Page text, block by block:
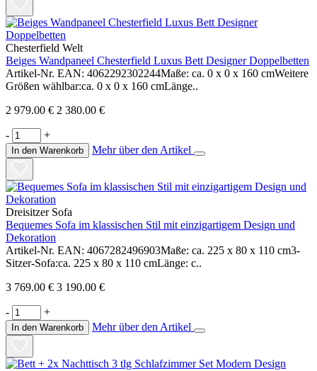
Chesterfield Welt
Beiges Wandpaneel Chesterfield Luxus Bett Designer Doppelbetten
Artikel-Nr. EAN: 4062292302244Maße: ca. 0 x 0 x 160 cmWeitere
Größen wählbar:ca. 0 x 0 x 160 cmLänge..
2 979.00 € 2 380.00 €
- +
In den Warenkorb Mehr über den Artikel
Dreisitzer Sofa
Bequemes Sofa im klassischen Stil mit einzigartigem Design und
Dekoration
Artikel-Nr. EAN: 4067282496903Maße: ca. 225 x 80 x 110 cm3-
Sitzer-Sofa:ca. 225 x 80 x 110 cmLänge: c..
3 769.00 € 3 190.00 €
- +
In den Warenkorb Mehr über den Artikel